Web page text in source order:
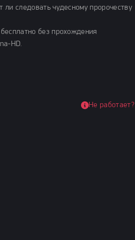
следовать чудесному пророчеству
без прохождения
HD.
Не работает?